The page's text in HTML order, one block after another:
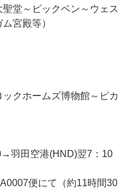
堂～ビックベン～ウェス
宮殿等）
ックホームズ博物館～ピカ
羽田空港(HND)翌7：10
便にて（約11時間30